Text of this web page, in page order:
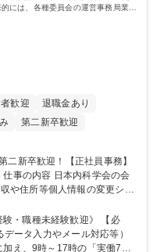
には、各種委員会の運営事務局業務
歓迎
退職金あり
第二新卒歓迎
や住所等個人情報の変更シス
将来的には、各種委員会の運
管理・データ
情報のシステム登録・更新
【問い合わせ対応】 ・会員
・職種未経験歓迎》 【必
ータ入力やメール対応等）